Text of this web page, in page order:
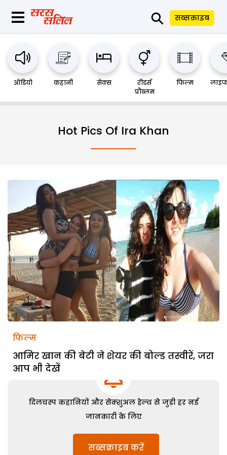
⚲ सब्सक्राइब
ऑडियो कहानी सेक्स
रीडर्स
प्रौब्लम
फिल्म
Hot Pics Of Ira Khan
फिल्म
आमिर खान की बेटी ने शेयर की बोल्ड तस्वीरें, जरा
आप भी देखें
दिलचस्प कहानियों और सेक्शुअल हेल्थ से जुड़ी हर नई
जानकारी के लिए
सब्सक्राइब करें